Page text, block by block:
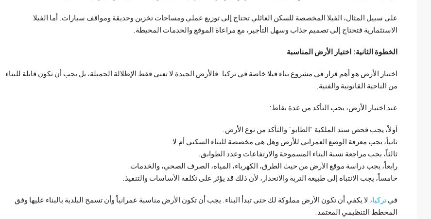
على سبيل المثال، الفيلا المخصصة للسكن العائلي تحتاج إلى توزيع عملي ومساحات تخزين وحديقة ومواقف سيارات. أما الفيلا
الاستثمارية فتحتاج إلى تصميم جذاب وسهل التأجير، مع مراعاة الموقع والخدمات المحيطة.
الخطوة الثانية: اختيار الأرض المناسبة
اختيار الأرض هو أهم قرار في مشروع بناء فيلا خاصة في تركيا. فالأرض الجيدة لا تعني فقط الإطلالة الجميلة، بل يجب أن تكون قابلة للبناء
من الناحية القانونية والفنية.
عند اختيار الأرض، يجب التأكد من عدة نقاط:
أولاً، يجب فحص سند الملكية “الطابو” والتأكد من نوع الأرض.
ثانياً، يجب معرفة الوضع العمراني للأرض وهل هي مخصصة للبناء السكني أم لا.
ثالثاً، يجب مراجعة نسبة البناء المسموحة والارتفاعات وعدد الطوابق.
رابعاً، يجب دراسة موقع الأرض من حيث الطرق، الكهرباء، المياه، الصرف الصحي، والخدمات.
خامساً، يجب الانتباه إلى طبيعة التربة والانحدار، لأن ذلك قد يؤثر على تكلفة الأساسات والتنفيذ.
في تركيا، لا يكفي أن تكون الأرض مملوكة لك حتى تبدأ البناء. يجب أن تكون الأرض مناسبة عمرانياً وأن تسمح البلدية بالبناء عليها وفق
المخطط التنظيمي المعتمد.